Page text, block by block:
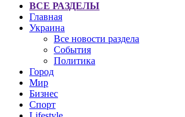
ВСЕ РАЗДЕЛЫ
Главная
Украина
Все новости раздела
События
Политика
Город
Мир
Бизнес
Спорт